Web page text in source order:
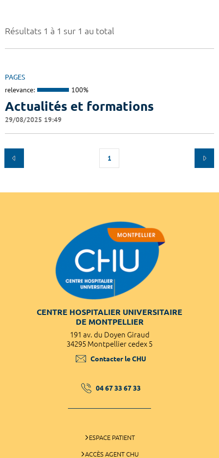
Résultats 1 à 1 sur 1 au total
PAGES
relevance: 100%
Actualités et formations
29/08/2025 19:49
1
CENTRE HOSPITALIER UNIVERSITAIRE
DE MONTPELLIER
191 av. du Doyen Giraud
34295 Montpellier cedex 5
Contacter le CHU
04 67 33 67 33
ESPACE PATIENT
ACCÈS AGENT CHU